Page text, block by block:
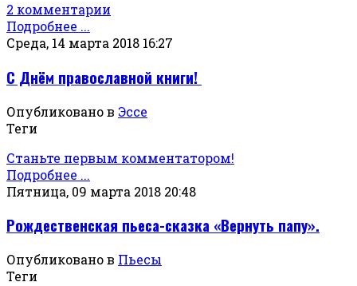
2 комментарии
Подробнее ...
Среда, 14 марта 2018 16:27
С Днём православной книги!
Опубликовано в Эссе
Теги
Станьте первым комментатором!
Подробнее ...
Пятница, 09 марта 2018 20:48
Рождественская пьеса-сказка «Вернуть папу».
Опубликовано в Пьесы
Теги